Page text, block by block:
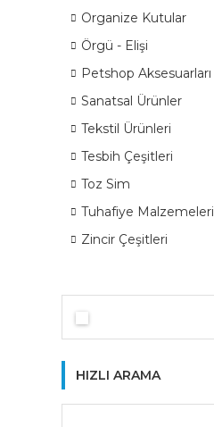
Organize Kutular
Örgü - Elişi
Petshop Aksesuarları
Sanatsal Ürünler
Tekstil Ürünleri
Tesbih Çeşitleri
Toz Sim
Tuhafiye Malzemeleri
Zincir Çeşitleri
HIZLI ARAMA